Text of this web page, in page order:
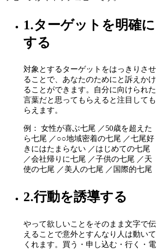
1.ターゲットを明確に
する
対象とするターゲットをはっきりさせ
ることで、あなたのためにと訴えかけ
ることができます。自分に向けられた
言葉だと思ってもらえると注目しても
らえます。
例： 女性が喜ぶ七尾 ／50歳を超えた
ら七尾 ／○○地域密着の七尾 ／七尾好
きにはたまらない ／はじめての七尾
／会社帰りに七尾 ／子供の七尾 ／天
使の七尾 ／美人の七尾 ／国際的七尾
2.行動を誘導する
やって欲しいことをそのまま文字で伝
えることで意外とすんなり人は動いて
くれます。買う・申し込む・行く・電